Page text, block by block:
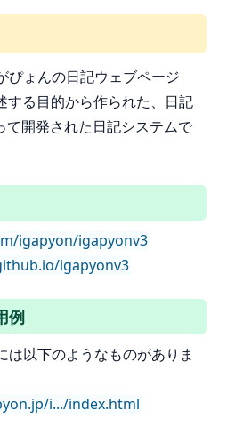
ぴょんの日記ウェブページ
する目的から作られた、日記
て開発された日記システムで
igapyon/igapyonv3
igapyonv3
例
は以下のようなものがありま
i.../index.html